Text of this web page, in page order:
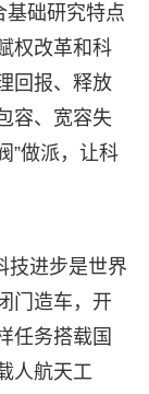
基础研究特点
权改革和科
回报、释放
容、宽容失
”做派，让科
技进步是世界
门造车，开
任务搭载国
人航天工